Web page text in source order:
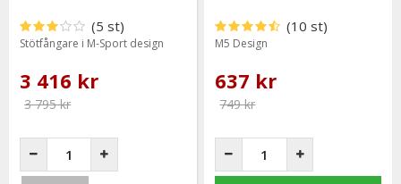
(5 st)
Stötfångare i M-Sport design
3 416 kr
3 795 kr
(10 st)
M5 Design
637 kr
749 kr